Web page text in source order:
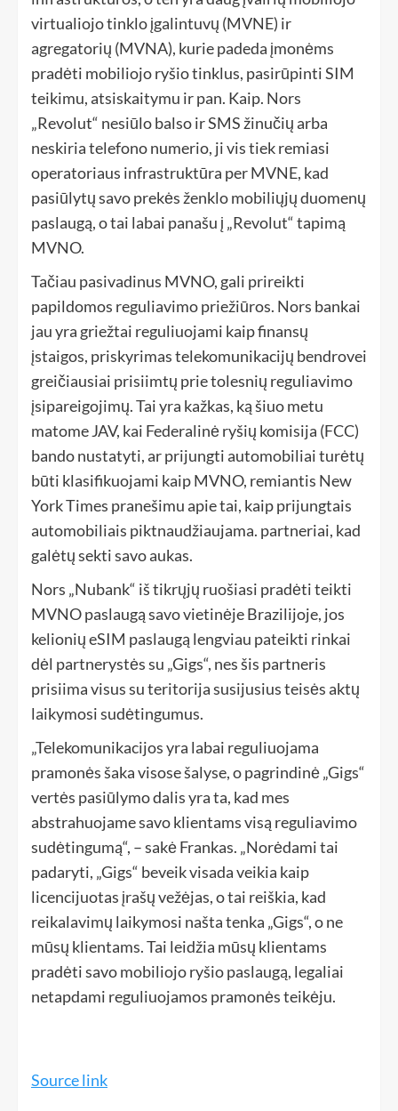
virtualiojo tinklo įgalintuvų (MVNE) ir
agregatorių (MVNA), kurie padeda įmonėms
pradėti mobiliojo ryšio tinklus, pasirūpinti SIM
teikimu, atsiskaitymu ir pan. Kaip. Nors
„Revolut“ nesiūlo balso ir SMS žinučių arba
neskiria telefono numerio, ji vis tiek remiasi
operatoriaus infrastruktūra per MVNE, kad
pasiūlytų savo prekės ženklo mobiliųjų duomenų
paslaugą, o tai labai panašu į „Revolut“ tapimą
MVNO.
Tačiau pasivadinus MVNO, gali prireikti
papildomos reguliavimo priežiūros. Nors bankai
jau yra griežtai reguliuojami kaip finansų
įstaigos, priskyrimas telekomunikacijų bendrovei
greičiausiai prisiimtų prie tolesnių reguliavimo
įsipareigojimų. Tai yra kažkas, ką šiuo metu
matome JAV, kai Federalinė ryšių komisija (FCC)
bando nustatyti, ar prijungti automobiliai turėtų
būti klasifikuojami kaip MVNO, remiantis New
York Times pranešimu apie tai, kaip prijungtais
automobiliais piktnaudžiaujama. partneriai, kad
galėtų sekti savo aukas.
Nors „Nubank“ iš tikrųjų ruošiasi pradėti teikti
MVNO paslaugą savo vietinėje Brazilijoje, jos
kelionių eSIM paslaugą lengviau pateikti rinkai
dėl partnerystės su „Gigs“, nes šis partneris
prisiima visus su teritorija susijusius teisės aktų
laikymosi sudėtingumus.
„Telekomunikacijos yra labai reguliuojama
pramonės šaka visose šalyse, o pagrindinė „Gigs“
vertės pasiūlymo dalis yra ta, kad mes
abstrahuojame savo klientams visą reguliavimo
sudėtingumą“, – sakė Frankas. „Norėdami tai
padaryti, „Gigs“ beveik visada veikia kaip
licencijuotas įrašų vežėjas, o tai reiškia, kad
reikalavimų laikymosi našta tenka „Gigs“, o ne
mūsų klientams. Tai leidžia mūsų klientams
pradėti savo mobiliojo ryšio paslaugą, legaliai
netapdami reguliuojamos pramonės teikėju.
Source link